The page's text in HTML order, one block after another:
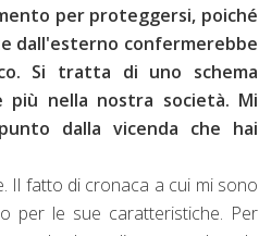
per proteggersi, poiché
dall'esterno confermerebbe
Si tratta di uno schema
più nella nostra società. Mi
dalla vicenda che hai
Il fatto di cronaca a cui mi sono
per le sue caratteristiche. Per